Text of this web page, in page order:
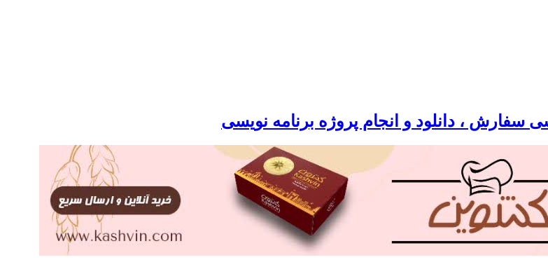
سفارش ، دانلود و انجام پروژه برنامه نویسی